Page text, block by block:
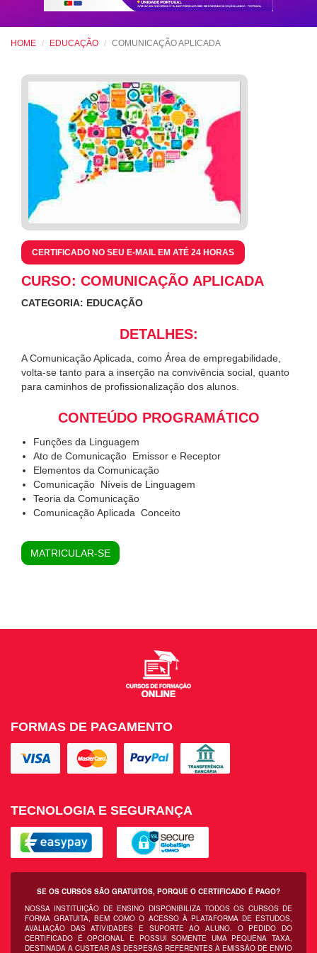
HOME EDUCAÇÃO COMUNICAÇÃO APLICADA
CERTIFICADO NO SEU E-MAIL EM ATÉ 24 HORAS
CURSO: COMUNICAÇÃO APLICADA
CATEGORIA: EDUCAÇÃO
DETALHES:
A Comunicação Aplicada, como Área de empregabilidade,
volta-se tanto para a inserção na convivência social, quanto
para caminhos de profissionalização dos alunos.
CONTEÚDO PROGRAMÁTICO
Funções da Linguagem
Ato de Comunicação  Emissor e Receptor
Elementos da Comunicação
Comunicação  Níveis de Linguagem
Teoria da Comunicação
Comunicação Aplicada  Conceito
MATRICULAR-SE
FORMAS DE PAGAMENTO
TECNOLOGIA E SEGURANÇA
SE OS CURSOS SÃO GRATUITOS, PORQUE O CERTIFICADO É PAGO?
NOSSA INSTITUIÇÃO DE ENSINO DISPONIBILIZA TODOS OS CURSOS DE
FORMA GRATUITA, BEM COMO O ACESSO À PLATAFORMA DE ESTUDOS,
AVALIAÇÃO DAS ATIVIDADES E SUPORTE AO ALUNO. O PEDIDO DO
CERTIFICADO É OPCIONAL E POSSUI SOMENTE UMA PEQUENA TAXA,
DESTINADA A CUSTEAR AS DESPESAS REFERENTES À EMISSÃO DE ENVIO